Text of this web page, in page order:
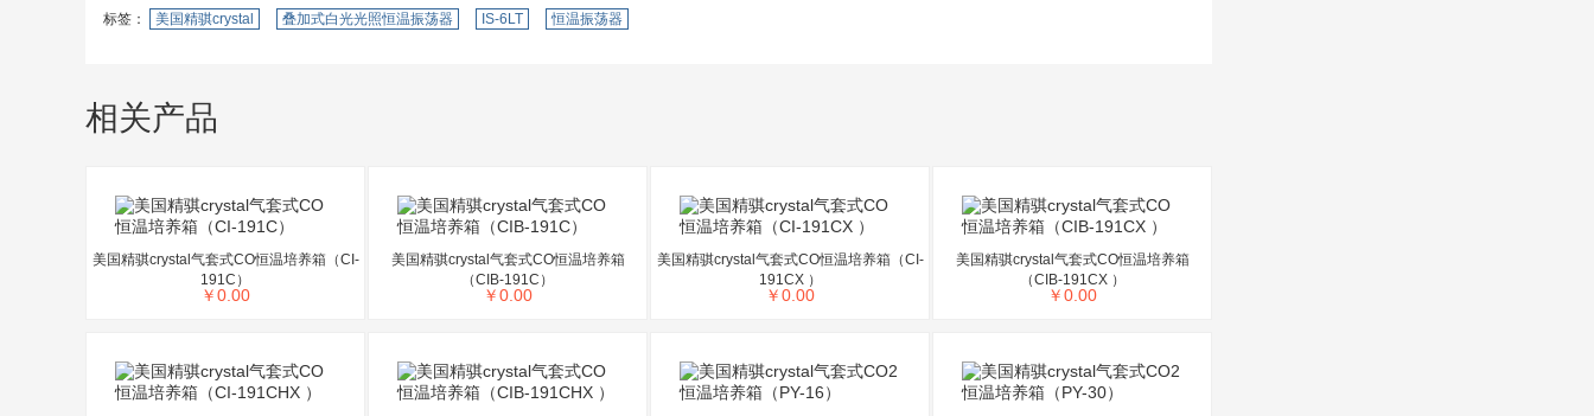
标签： 美国精骐crystal 叠加式白光光照恒温振荡器 IS-6LT 恒温振荡器
相关产品
美国精骐crystal气套式CO恒温培养箱（CI-
191C）
￥0.00
美国精骐crystal气套式CO恒温培养箱
（CIB-191C）
￥0.00
美国精骐crystal气套式CO恒温培养箱（CI-
191CX ）
￥0.00
美国精骐crystal气套式CO恒温培养箱
（CIB-191CX ）
￥0.00